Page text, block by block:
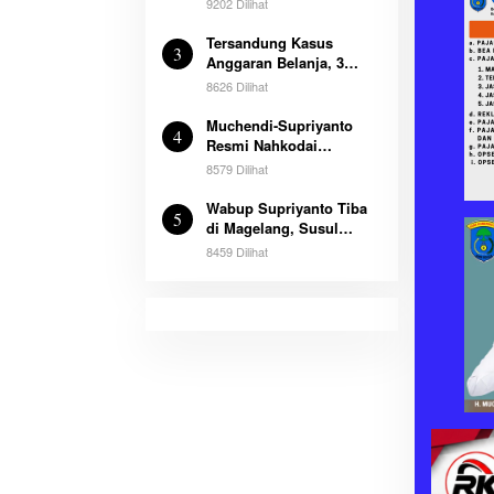
3
Tersandung Kasus
Anggaran Belanja, 3
Mantan Pegawai Dispora
Tersangka
8626 Dilihat
4
Muchendi-Supriyanto
Resmi Nahkodai
Kabupaten Ogan
8579 Dilihat
5
Wabup Supriyanto Tiba
di Magelang, Susul
Bupati Muchendi Ikut
8459 Dilihat